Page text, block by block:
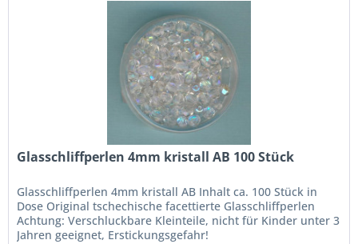
Glasschliffperlen 4mm kristall AB 100 Stück
Glasschliffperlen 4mm kristall AB Inhalt ca. 100 Stück in
Dose Original tschechische facettierte Glasschliffperlen
Achtung: Verschluckbare Kleinteile, nicht für Kinder unter 3
Jahren geeignet, Erstickungsgefahr!